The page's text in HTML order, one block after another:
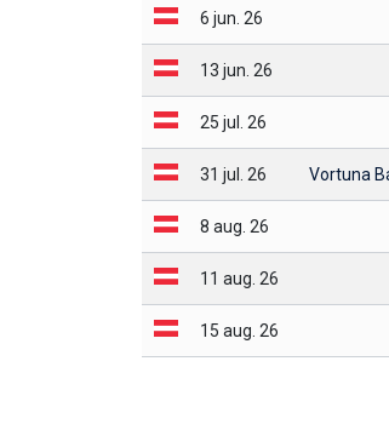
6 jun. 26
13 jun. 26
25 jul. 26
31 jul. 26
8 aug. 26
11 aug. 26
15 aug. 26